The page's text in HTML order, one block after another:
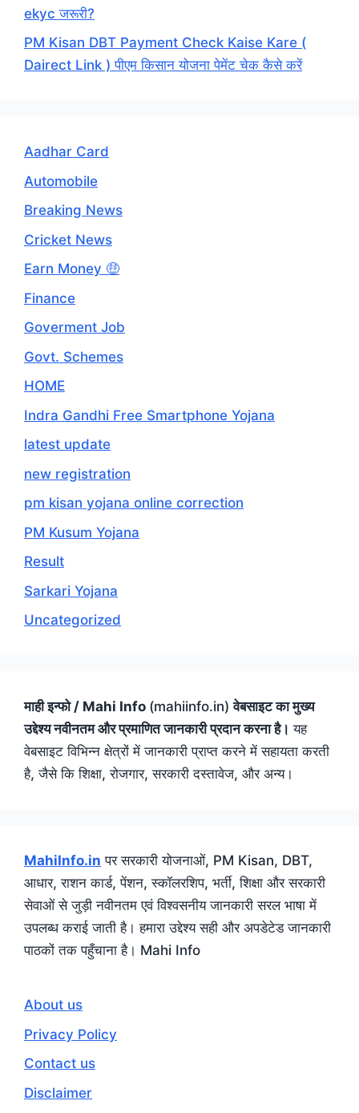
ekyc जरूरी?
PM Kisan DBT Payment Check Kaise Kare (
Dairect Link ) पीएम किसान योजना पेमेंट चेक कैसे करें
Aadhar Card
Automobile
Breaking News
Cricket News
Earn Money 🤑
Finance
Goverment Job
Govt. Schemes
HOME
Indra Gandhi Free Smartphone Yojana
latest update
new registration
pm kisan yojana online correction
PM Kusum Yojana
Result
Sarkari Yojana
Uncategorized
माही इन्फो / Mahi Info (mahiinfo.in)वेबसाइट का मुख्य
उद्देश्य नवीनतम और प्रमाणित जानकारी प्रदान करना है। यह
वेबसाइट विभिन्न क्षेत्रों में जानकारी प्राप्त करने में सहायता करती
है, जैसे कि शिक्षा, रोजगार, सरकारी दस्तावेज, और अन्य।
MahiInfo.in पर सरकारी योजनाओं, PM Kisan, DBT,
आधार, राशन कार्ड, पेंशन, स्कॉलरशिप, भर्ती, शिक्षा और सरकारी
सेवाओं से जुड़ी नवीनतम एवं विश्वसनीय जानकारी सरल भाषा में
उपलब्ध कराई जाती है। हमारा उद्देश्य सही और अपडेटेड जानकारी
पाठकों तक पहुँचाना है। Mahi Info
About us
Privacy Policy
Contact us
Disclaimer